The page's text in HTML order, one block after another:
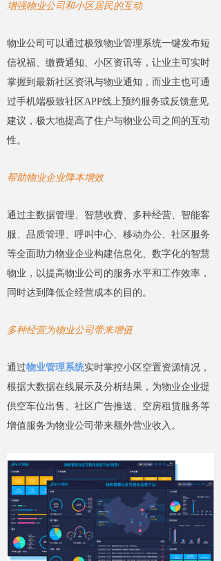
增强物业公司和小区居民的互动
物业公司可以通过极致物业管理系统一键发布短
信祝福、缴费通知、小区资讯等，让业主可实时
掌握到最新社区资讯与物业通知，而业主也可通
过手机端极致社区APP线上预约服务或反馈意见
建议，极大地提高了住户与物业公司之间的互动
性。
帮助物业企业降本增效
通过主数据管理、智慧收费、多种经营、智能客
服、品质管理、呼叫中心、移动办公、社区服务
等全面助力物业企业构建信息化、数字化的智慧
物业，以提高物业公司的服务水平和工作效率，
同时达到降低企经营成本的目的。
多种经营为物业公司带来增值
通过物业管理系统实时掌控小区空置资源情况，
根据大数据在线展示及分析结果，为物业企业提
供空车位出售、社区广告推送、空房租赁服务等
增值服务为物业公司带来额外营业收入。